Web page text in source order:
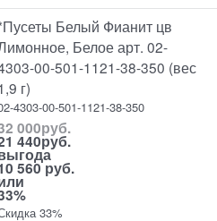
Белый Фианит цв
Белое арт. 02-
00-501-1121-38-350 (вес
г)
4303-00-501-1121-38-350
000руб.
440руб.
560 руб.
33%